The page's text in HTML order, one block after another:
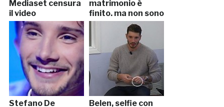
Mediaset censura
il video
matrimonio è
finito, ma non sono
gay!”
Stefano De
Belen, selfie con